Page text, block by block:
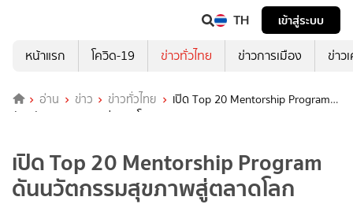
TH
เข้าสู่ระบบ
หน้าแรก
โควิด-19 ข่าวทั่วไทย ข่าวการเมือง ข่าว
อ่าน ข่าว ข่าวทั่วไทย
เปิด Top 20 Mentorship Program
ดันนวัตกรรมสุขภาพสู่ตลาดโลก
เปิด Top 20 Mentorship Program
ดันนวัตกรรมสุขภาพสู่ตลาดโลก